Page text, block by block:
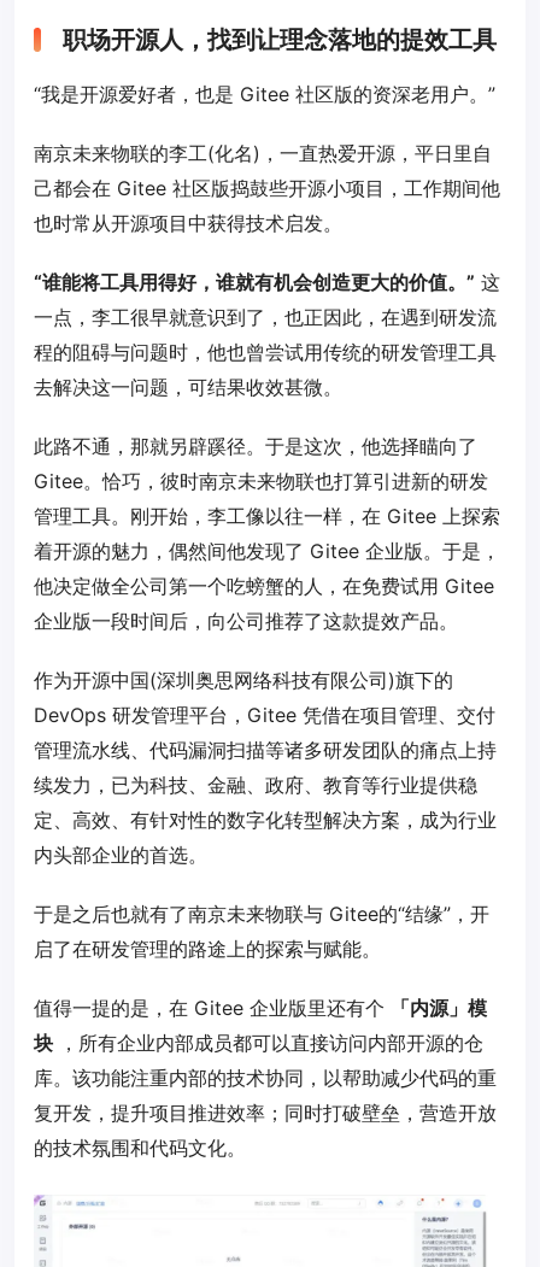
职场开源人，找到让理念落地的提效工具
“我是开源爱好者，也是 Gitee 社区版的资深老用户。”
南京未来物联的李工(化名)，一直热爱开源，平日里自
己都会在 Gitee 社区版捣鼓些开源小项目，工作期间他
也时常从开源项目中获得技术启发。
“谁能将工具用得好，谁就有机会创造更大的价值。” 这
一点，李工很早就意识到了，也正因此，在遇到研发流
程的阻碍与问题时，他也曾尝试用传统的研发管理工具
去解决这一问题，可结果收效甚微。
此路不通，那就另辟蹊径。于是这次，他选择瞄向了
Gitee。恰巧，彼时南京未来物联也打算引进新的研发
管理工具。刚开始，李工像以往一样，在 Gitee 上探索
着开源的魅力，偶然间他发现了 Gitee 企业版。于是，
他决定做全公司第一个吃螃蟹的人，在免费试用 Gitee
企业版一段时间后，向公司推荐了这款提效产品。
作为开源中国(深圳奥思网络科技有限公司)旗下的
DevOps 研发管理平台，Gitee 凭借在项目管理、交付
管理流水线、代码漏洞扫描等诸多研发团队的痛点上持
续发力，已为科技、金融、政府、教育等行业提供稳
定、高效、有针对性的数字化转型解决方案，成为行业
内头部企业的首选。
于是之后也就有了南京未来物联与 Gitee的“结缘”，开
启了在研发管理的路途上的探索与赋能。
值得一提的是，在 Gitee 企业版里还有个
「内源」模
块 ，所有企业内部成员都可以直接访问内部开源的仓
库。该功能注重内部的技术协同，以帮助减少代码的重
复开发，提升项目推进效率；同时打破壁垒，营造开放
的技术氛围和代码文化。